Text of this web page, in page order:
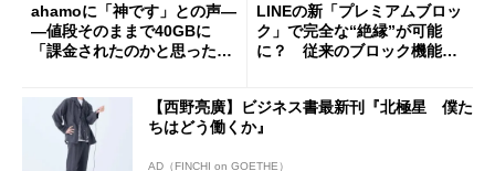
ahamoに「神です」との声―
―値段そのままで40GBに
「課金されたのかと思った」
LINEの新「プレミアムブロッ
ク」で完全な“絶縁”が可能
に？ 従来のブロック機能と
【西野亮廣】ビジネス書最新刊『北極星 僕た
ちはどう働くか』
AD（FINCHI on GOETHE）